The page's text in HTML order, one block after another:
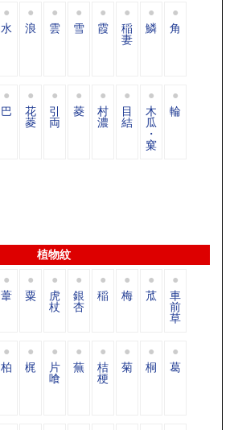
水 浪 雲 雪 霞 稲
妻
鱗 角
巴 花
菱
引
両
菱 村
濃
目
結
木
瓜
・
窠
輪
植物紋
葦 粟 虎
杖
銀
杏
稲 梅 苽 車
前
草
柏 梶 片
喰
蕪 桔
梗
菊 桐 葛